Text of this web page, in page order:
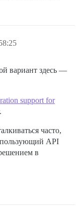
вариант здесь —
support for
часто,
API
в